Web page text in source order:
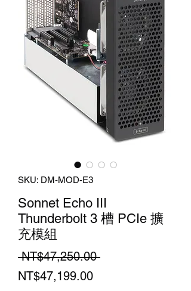
SKU: DM-MOD-E3
Sonnet Echo III
Thunderbolt 3 槽 PCIe 擴
充模組
NT$47,250.00 Regular
NT$47,199.00Sale